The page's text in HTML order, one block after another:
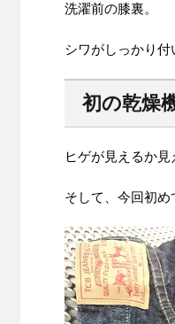
洗濯前の膝裏。
シワがしっかり付
初の乾燥
ヒゲが見えるか
そして、今回初め